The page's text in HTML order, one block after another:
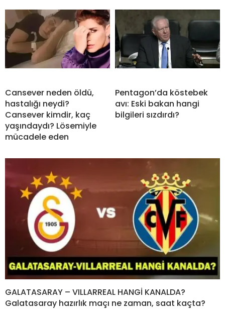
Cansever neden öldü,
hastalığı neydi?
Cansever kimdir, kaç
yaşındaydı? Lösemiyle
mücadele eden
Pentagon’da köstebek
avı: Eski bakan hangi
bilgileri sızdırdı?
GALATASARAY – VILLARREAL HANGİ KANALDA?
Galatasaray hazırlık maçı ne zaman, saat kaçta?